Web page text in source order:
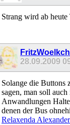
Strang wird ab heute
28.09.2009
Solange die Buttons
sagen, man soll
Anwandlungen
denen der Bus
Relaxenda